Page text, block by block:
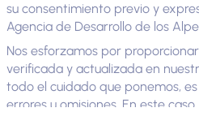
su consentimiento previo y
Agencia de Desarrollo de los
Nos esforzamos por
verificada y actualizada en
todo el cuidado que ponemos,
errores u omisiones. En este